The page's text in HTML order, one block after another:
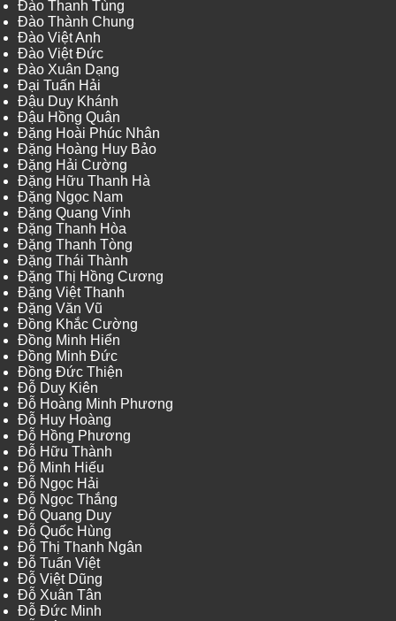
Đào Thanh Tùng
Đào Thành Chung
Đào Việt Anh
Đào Việt Đức
Đào Xuân Dạng
Đại Tuấn Hải
Đậu Duy Khánh
Đậu Hồng Quân
Đặng Hoài Phúc Nhân
Đặng Hoàng Huy Bảo
Đặng Hải Cường
Đặng Hữu Thanh Hà
Đặng Ngọc Nam
Đặng Quang Vinh
Đặng Thanh Hòa
Đặng Thanh Tòng
Đặng Thái Thành
Đặng Thị Hồng Cương
Đặng Việt Thanh
Đặng Văn Vũ
Đồng Khắc Cường
Đồng Minh Hiển
Đồng Minh Đức
Đồng Đức Thiện
Đỗ Duy Kiên
Đỗ Hoàng Minh Phương
Đỗ Huy Hoàng
Đỗ Hồng Phương
Đỗ Hữu Thành
Đỗ Minh Hiếu
Đỗ Ngọc Hải
Đỗ Ngọc Thắng
Đỗ Quang Duy
Đỗ Quốc Hùng
Đỗ Thị Thanh Ngân
Đỗ Tuấn Việt
Đỗ Việt Dũng
Đỗ Xuân Tân
Đỗ Đức Minh